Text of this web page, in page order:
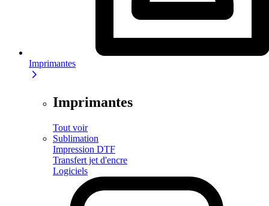
Imprimantes
Imprimantes
Tout voir
Sublimation
Impression DTF
Transfert jet d'encre
Logiciels